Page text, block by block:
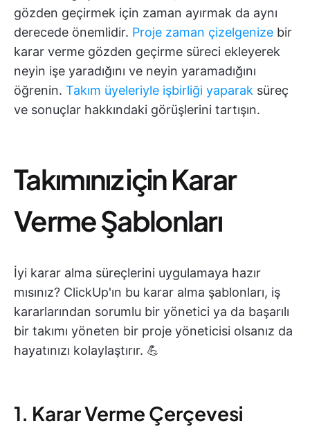
gözden geçirmek için zaman ayırmak da aynı
derecede önemlidir. Proje zaman çizelgenize bir
karar verme gözden geçirme süreci ekleyerek
neyin işe yaradığını ve neyin yaramadığını
öğrenin. Takım üyeleriyle işbirliği yaparak süreç
ve sonuçlar hakkındaki görüşlerini tartışın.
Takımınız için Karar
Verme Şablonları
İyi karar alma süreçlerini uygulamaya hazır
mısınız? ClickUp'ın bu karar alma şablonları, iş
kararlarından sorumlu bir yönetici ya da başarılı
bir takımı yöneten bir proje yöneticisi olsanız da
hayatınızı kolaylaştırır. 💪
1. Karar Verme Çerçevesi